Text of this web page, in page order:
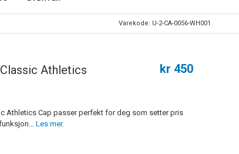
Varekode: U-2-CA-0056-WH001
Classic Athletics
kr 450
Athletics Cap passer perfekt for deg som setter pris
Les mer.